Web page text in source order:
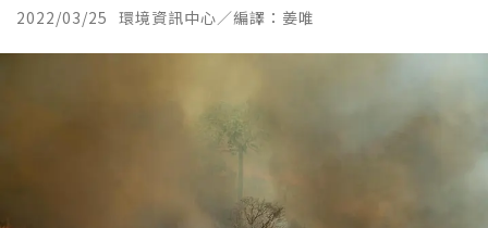
2022/03/25 環境資訊中心／編譯：姜唯